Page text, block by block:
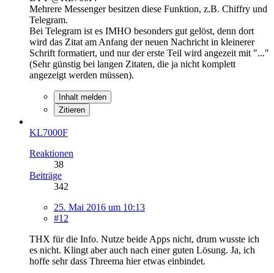
Mehrere Messenger besitzen diese Funktion, z.B. Chiffry und
Telegram.
Bei Telegram ist es IMHO besonders gut gelöst, denn dort
wird das Zitat am Anfang der neuen Nachricht in kleinerer
Schrift formatiert, und nur der erste Teil wird angezeit mit "..."
(Sehr günstig bei langen Zitaten, die ja nicht komplett
angezeigt werden müssen).
Inhalt melden
Zitieren
KL7000F
Reaktionen
38
Beiträge
342
25. Mai 2016 um 10:13
#12
THX für die Info. Nutze beide Apps nicht, drum wusste ich
es nicht. Klingt aber auch nach einer guten Lösung. Ja, ich
hoffe sehr dass Threema hier etwas einbindet.